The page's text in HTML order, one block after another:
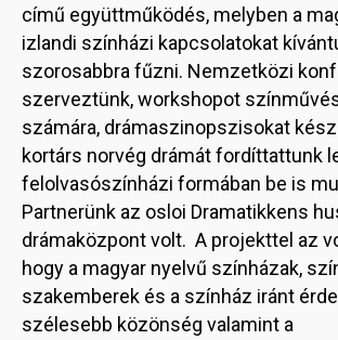
című együttműködés, melyben a
izlandi színházi kapcsolatokat
szorosabbra fűzni. Nemzetközi
szerveztünk, workshopot
számára, drámaszinopszisokat
kortárs norvég drámát fordíttattunk
felolvasószínházi formában be is
Partnerünk az osloi Dramatikkens
drámaközpont volt. A projekttel az
hogy a magyar nyelvű színházak,
szakemberek és a színház iránt
szélesebb közönség valamint a